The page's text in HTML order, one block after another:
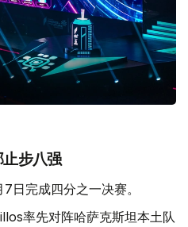
步八强
日完成四分之一决赛。
率先对阵哈萨克斯坦本土队